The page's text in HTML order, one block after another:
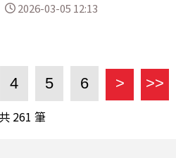
2026-03-05 12:13
4 5 6 > >>
261 筆